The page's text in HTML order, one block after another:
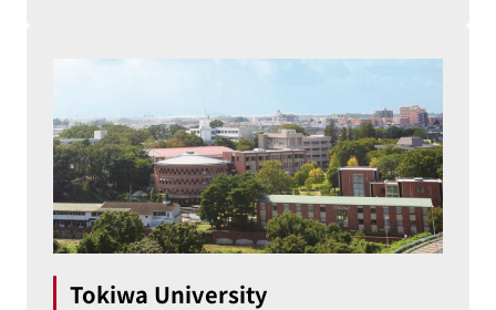
Tokiwa University